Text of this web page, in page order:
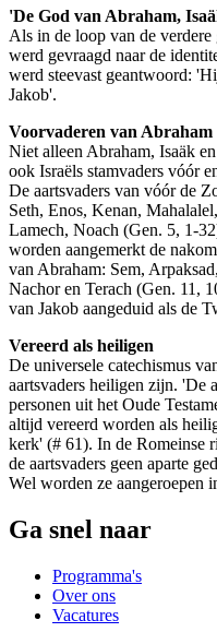
'De God van Abraham,
Als in de loop van de verdere
werd gevraagd naar de
werd steevast geantwoord:
Jakob'.
Voorvaderen van Abraham
Niet alleen Abraham, Isaäk
ook Israëls stamvaders vóór
De aartsvaders van vóór de
Seth, Enos, Kenan,
Lamech, Noach (Gen. 5, 1-
worden aangemerkt de
van Abraham: Sem,
Nachor en Terach (Gen. 11,
van Jakob aangeduid als de
Vereerd als heiligen
De universele catechismus
aartsvaders heiligen zijn. 'De
personen uit het Oude
altijd vereerd worden als
kerk' (# 61). In de Romeinse
de aartsvaders geen aparte
Wel worden ze aangeroepen
Ga snel naar
Programma's
Over ons
Vacatures